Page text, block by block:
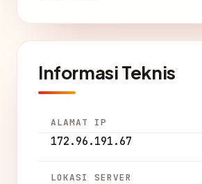
Informasi Teknis
ALAMAT IP
172.96.191.67
LOKASI SERVER